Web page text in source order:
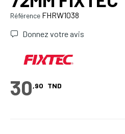
Référence FHRW1038
Donnez votre avis
30,90 TND